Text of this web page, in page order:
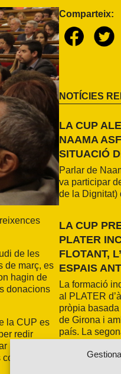
de les
de març, es
hagin de
donacions
la CUP es
redir
i el
dels
Comparteix:
NOTÍCIES
LA CUP
NAAMA
SITUACIÓ
Parlar de
va participar
de la Dignitat)
LA CUP
PLATER
FLOTANT,
ESPAIS
La formació
al PLATER
pròpia
de Girona i
país. La